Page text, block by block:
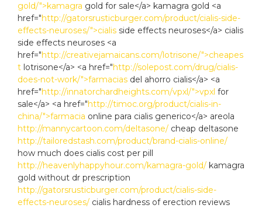
gold/">kamagra gold for sale</a> kamagra gold <a
href="http://gatorsrusticburger.com/product/cialis-side-
effects-neuroses/">cialis side effects neuroses</a> cialis
side effects neuroses <a
href="http://creativejamaicans.com/lotrisone/">cheapes
t lotrisone</a> <a href="http://solepost.com/drug/cialis-
does-not-work/">farmacias del ahorro cialis</a> <a
href="http://innatorchardheights.com/vpxl/">vpxl for
sale</a> <a href="http://timoc.org/product/cialis-in-
china/">farmacia online para cialis generico</a> areola
http://mannycartoon.com/deltasone/ cheap deltasone
http://tailoredstash.com/product/brand-cialis-online/
how much does cialis cost per pill
http://heavenlyhappyhour.com/kamagra-gold/ kamagra
gold without dr prescription
http://gatorsrusticburger.com/product/cialis-side-
effects-neuroses/ cialis hardness of erection reviews